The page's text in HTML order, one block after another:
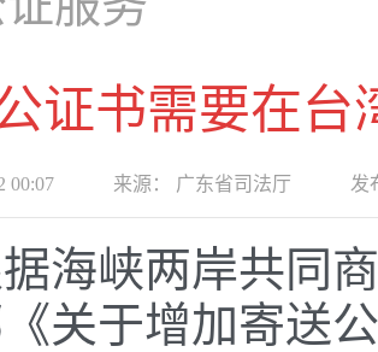
证书需要在台
00:07 来源： 广东省司法厅 发
峡两岸共同商
关于增加寄送